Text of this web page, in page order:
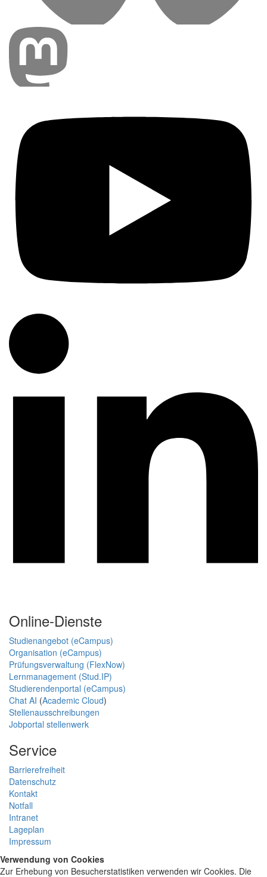
Online-Dienste
Studienangebot (eCampus)
Organisation (eCampus)
Prüfungsverwaltung (FlexNow)
Lernmanagement (Stud.IP)
Studierendenportal (eCampus)
Chat AI (Academic Cloud)
Stellenausschreibungen
Jobportal stellenwerk
Service
Barrierefreiheit
Datenschutz
Kontakt
Notfall
Intranet
Lageplan
Impressum
Verwendung von Cookies
Zur Erhebung von Besucherstatistiken verwenden wir Cookies. Die